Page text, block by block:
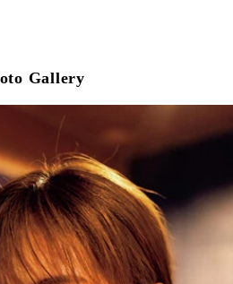
Gallery